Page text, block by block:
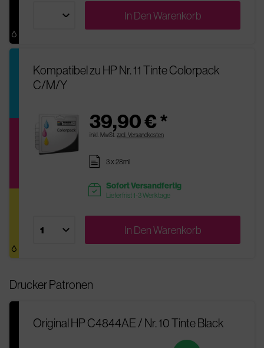
In DenWarenkorb
Kompatibel zu HP Nr. 11 Tinte Colorpack
C/M/Y
39,90 € *
inkl. MwSt. zzgl. Versandkosten
pages 3 x 28ml
readytoship Sofort Versandfertig
Lieferfrist 1-3 Werktage
In DenWarenkorb
Drucker Patronen
Original HP C4844AE / Nr. 10 Tinte Black